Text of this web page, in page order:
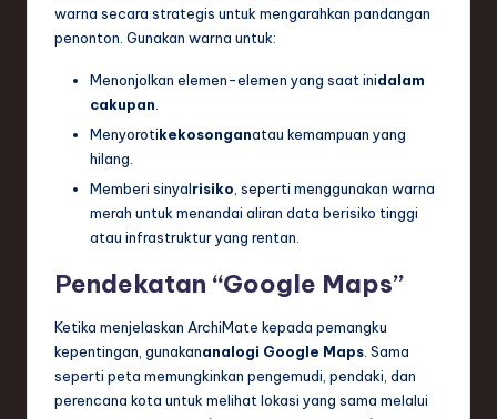
warna secara strategis untuk mengarahkan pandangan
penonton. Gunakan warna untuk:
Menonjolkan elemen-elemen yang saat inidalam
cakupan
Menyorotikekosonganatau kemampuan yang
hilang.
Memberi sinyalrisiko, seperti menggunakan warna
merah untuk menandai aliran data berisiko tinggi
atau infrastruktur yang rentan.
Pendekatan “Google Maps”
Ketika menjelaskan ArchiMate kepada pemangku
kepentingan, gunakananalogi Google Maps. Sama
seperti peta memungkinkan pengemudi, pendaki, dan
perencana kota untuk melihat lokasi yang sama melalui